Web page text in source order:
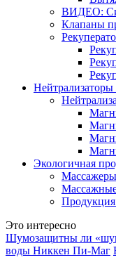
ВИДЕО:
Клапаны
Экологичная
Это интересно
Шумозащитны ли
воды Никкен Пи-Маг